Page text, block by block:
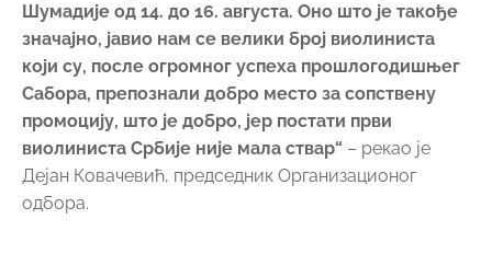
Шумадије од 14. до 16. августа. Оно што је такође
значајно, јавио нам се велики број виолиниста
који су, после огромног успеха прошлогодишњег
Сабора, препознали добро место за сопствену
промоцију, што је добро, јер постати први
виолиниста Србије није мала ствар“ – рекао је
Дејан Ковачевић, председник Организационог
одбора.